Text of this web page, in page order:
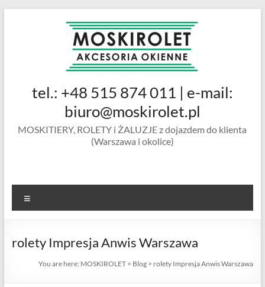
MOSKIROLET
siatki na
okienne |
ramkowe i
drzwiowe
tel.: +48 515 874 011 | e-mail:
biuro@moskirolet.pl
MOSKITIERY, ROLETY i ŻALUZJE z dojazdem do klienta
(Warszawa i okolice)
rolety Impresja Anwis Warszawa
You are here: MOSKIROLET > Blog > rolety Impresja Anwis Warszawa